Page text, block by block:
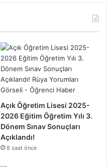
Açık Öğretim Lisesi 2025-
2026 Eğitim Öğretim Yılı 3.
Dönem Sınav Sonuçları
Açıklandı!
8 saat önce